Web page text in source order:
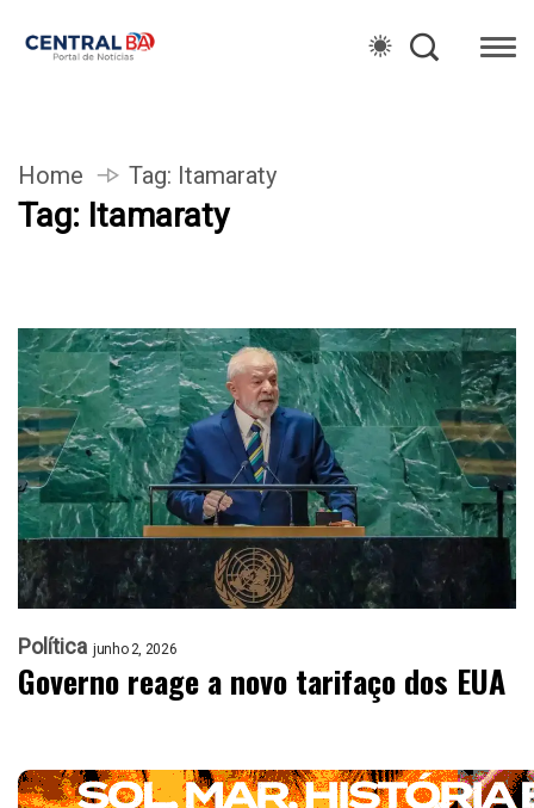
Home Tag: Itamaraty
Tag: Itamaraty
Política junho 2, 2026
Governo reage a novo tarifaço dos EUA